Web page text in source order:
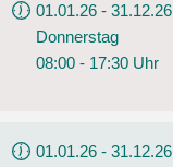
01.01.26 - 31.12.26
Donnerstag
08:00 - 17:30 Uhr
01.01.26 - 31.12.26